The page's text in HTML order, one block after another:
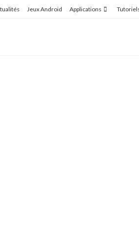
Jeux Android Applications